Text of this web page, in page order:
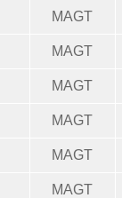
MAGT
MAGT
MAGT
MAGT
MAGT
MAGT